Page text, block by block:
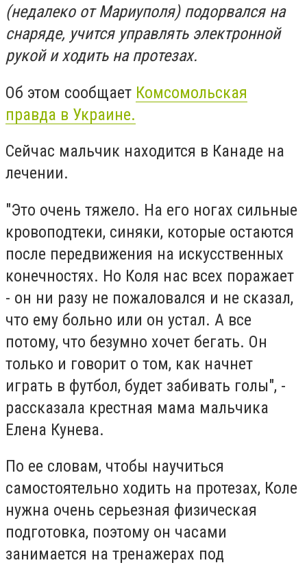
(недалеко от Мариуполя) подорвался на
снаряде, учится управлять электронной
рукой и ходить на протезах.
Об этом сообщает Комсомольская
правда в Украине.
Сейчас мальчик находится в Канаде на
лечении.
"Это очень тяжело. На его ногах сильные
кровоподтеки, синяки, которые остаются
после передвижения на искусственных
конечностях. Но Коля нас всех поражает
- он ни разу не пожаловался и не сказал,
что ему больно или он устал. А все
потому, что безумно хочет бегать. Он
только и говорит о том, как начнет
играть в футбол, будет забивать голы", -
рассказала крестная мама мальчика
Елена Кунева.
По ее словам, чтобы научиться
самостоятельно ходить на протезах, Коле
нужна очень серьезная физическая
подготовка, поэтому он часами
занимается на тренажерах под